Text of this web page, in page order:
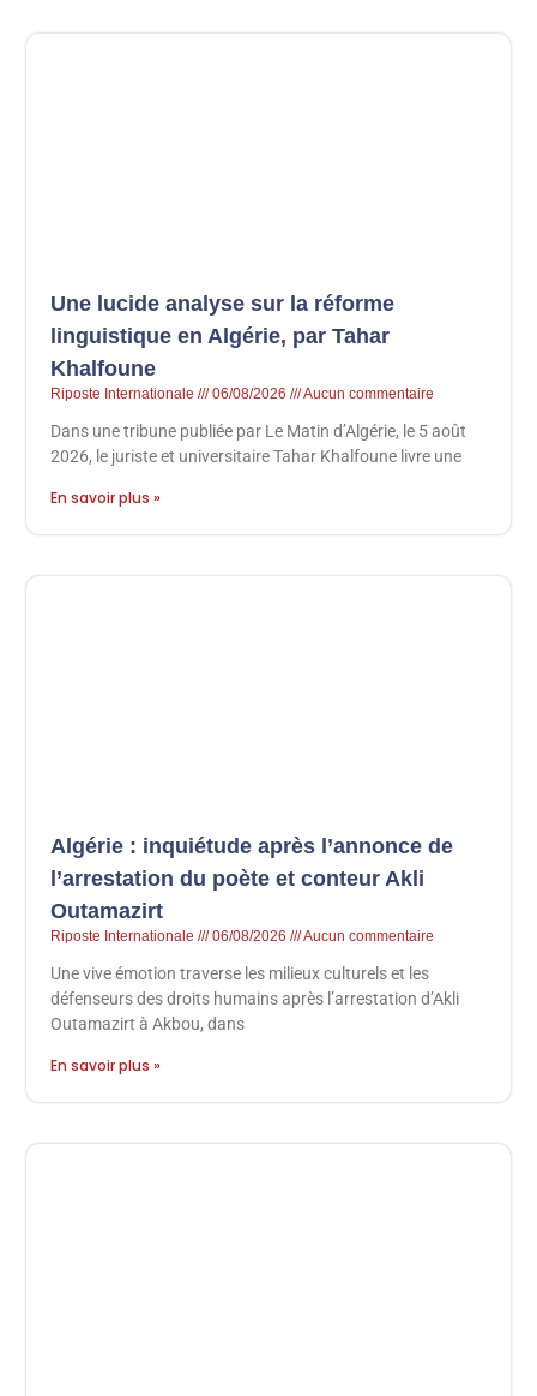
Une lucide analyse sur la réforme
linguistique en Algérie, par Tahar
Khalfoune
Riposte Internationale 06/08/2026 Aucun commentaire
Dans une tribune publiée par Le Matin d’Algérie, le 5 août
2026, le juriste et universitaire Tahar Khalfoune livre une
En savoir plus »
Algérie : inquiétude après l’annonce de
l’arrestation du poète et conteur Akli
Outamazirt
Riposte Internationale 06/08/2026 Aucun commentaire
Une vive émotion traverse les milieux culturels et les
défenseurs des droits humains après l’arrestation d’Akli
Outamazirt à Akbou, dans
En savoir plus »